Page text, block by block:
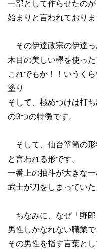
一部として作らせたのが
始まりと言われておりま
その伊達政宗の伊達
木目の美しい欅を使った
これでもか！！いうく
塗り
そして、極めつけは打
の3つの特徴です。
そして、仙台箪笥の
と言われる形です。
一番上の抽斗が大きな
武士が刀をしまっていた
ちなみに、なぜ「野
男性しかなれない職業で
その男性を指す言葉と